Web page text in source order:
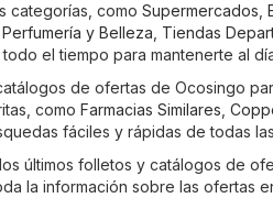
categorías, como Supermercados
Perfumería y Belleza Tiendas
el tiempo para mantenerte al
de ofertas de Ocosingo
como Farmacias Similares
fáciles y rápidas de todas
últimos folletos y catálogos de
la información sobre las ofertas